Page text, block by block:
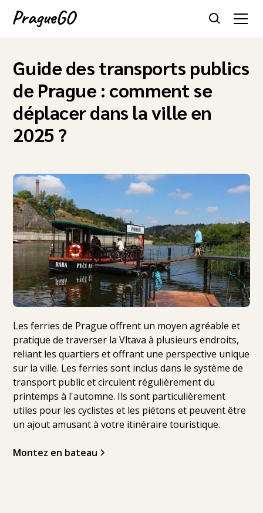
Guide des transports publics
de Prague : comment se
déplacer dans la ville en
2025 ?
Les ferries de Prague offrent un moyen agréable et
pratique de traverser la Vltava à plusieurs endroits,
reliant les quartiers et offrant une perspective unique
sur la ville. Les ferries sont inclus dans le système de
transport public et circulent régulièrement du
printemps à l'automne. Ils sont particulièrement
utiles pour les cyclistes et les piétons et peuvent être
un ajout amusant à votre itinéraire touristique.
Montez en bateau